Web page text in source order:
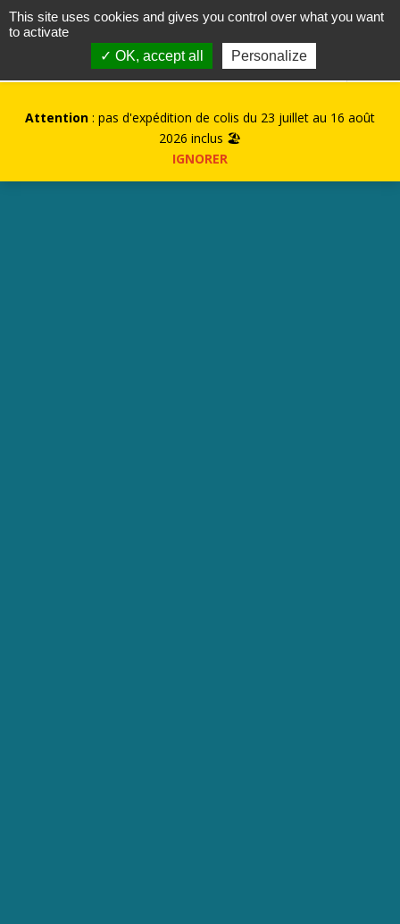
contact@kurioz.org
Attention : pas d'expédition de colis du 23 juillet au 16 août
2026 inclus 🏖️
IGNORER
This site uses cookies and gives you control over what you want
to activate
✓ OK, accept all
Personalize